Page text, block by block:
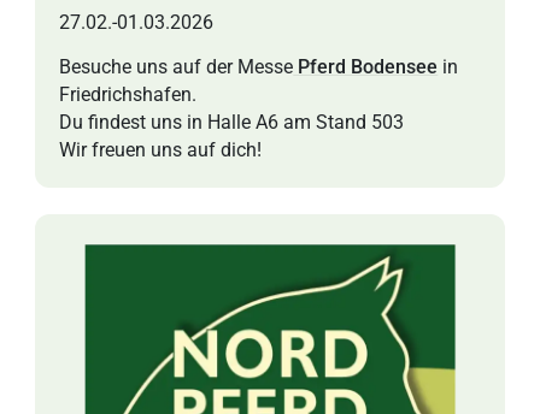
27.02.-01.03.2026
Besuche uns auf der Messe Pferd Bodensee in
Friedrichshafen.
Du findest uns in Halle A6 am Stand 503
Wir freuen uns auf dich!